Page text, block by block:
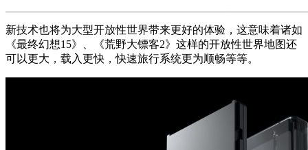
新技术也将为大型开放性世界带来更好的体验，这意味着诸如
《最终幻想15》、《荒野大镖客2》这样的开放性世界地图还
可以更大，载入更快，快速旅行系统更为顺畅等等。